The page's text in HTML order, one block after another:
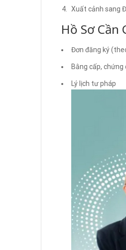
Xuất cảnh sang
Hồ Sơ Cần
Đơn đăng ký
Bằng cấp, chứng
Lý lịch tư pháp